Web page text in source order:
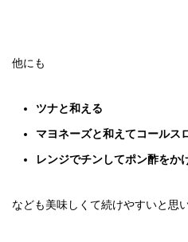
他にも
ツナと和える
マヨネーズと和えてコールス
レンジでチンしてポン酢をか
なども美味しくて続けやすいと思い